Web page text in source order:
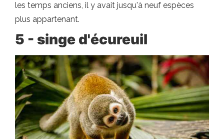
les temps anciens, il y avait jusqu'à neuf espèces
plus appartenant.
5 - singe d'écureuil